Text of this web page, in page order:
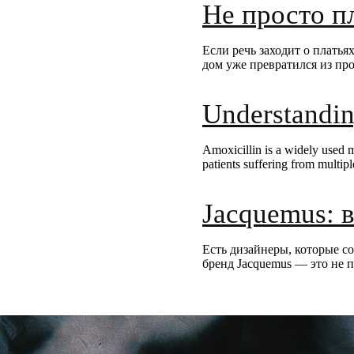
Не просто
Если речь заходит о
дом уже превратился из
Amoxicillin is a widely used
patients suffering from
Jacquemus:
Есть дизайнеры, которые
бренд Jacquemus — это не